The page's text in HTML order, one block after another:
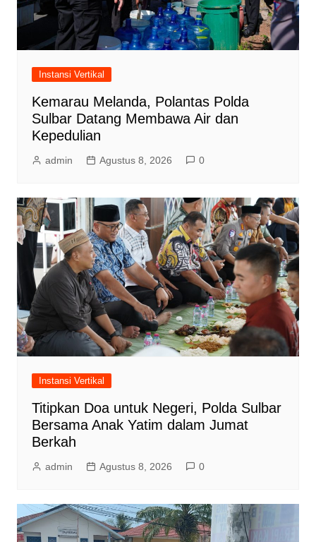
Instansi Vertikal
Kemarau Melanda, Polantas Polda
Sulbar Datang Membawa Air dan
Kepedulian
admin Agustus 8, 2026 0
Instansi Vertikal
Titipkan Doa untuk Negeri, Polda Sulbar
Bersama Anak Yatim dalam Jumat
Berkah
admin Agustus 8, 2026 0